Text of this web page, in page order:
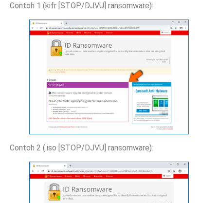
Contoh 1 (kifr [STOP/DJVU] ransomware):
Contoh 2 (.iso [STOP/DJVU] ransomware):